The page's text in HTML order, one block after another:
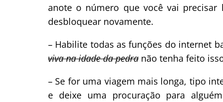
anote o número que você vai
desbloquear novamente.
– Habilite todas as funções do internet
viva na idade da pedra não tenha feito
– Se for uma viagem mais longa, tipo
e deixe uma procuração para